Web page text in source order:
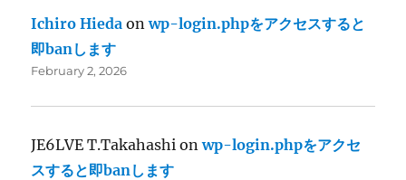
Ichiro Hieda onwp-login.phpをアクセスすると
即banします
February 2, 2026
JE6LVE T.Takahashi onwp-login.phpをアクセ
スすると即banします